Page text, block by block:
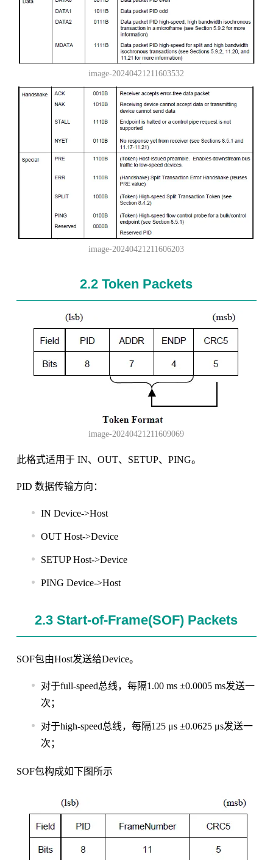
image-20240421211603532
image-20240421211606203
2.2 Token Packets
image-20240421211609069
此格式适用于 IN、OUT、SETUP、PING。
PID 数据传输方向：
IN Device->Host
OUT Host->Device
SETUP Host->Device
PING Device->Host
2.3 Start-of-Frame(SOF) Packets
SOF包由Host发送给Device。
对于full-speed总线，每隔1.00 ms ±0.0005 ms发送一
次；
对于high-speed总线，每隔125 μs ±0.0625 μs发送一
次；
SOF包构成如下图所示